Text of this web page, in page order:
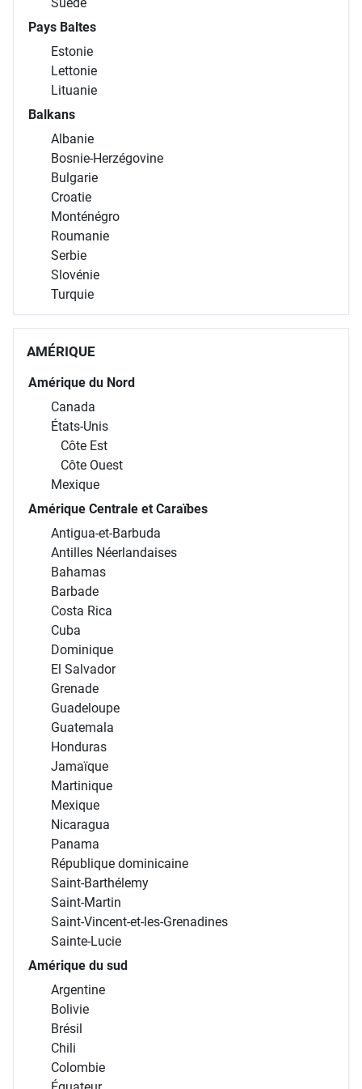
Pays Baltes
Estonie
Lettonie
Lituanie
Balkans
Albanie
Bosnie-Herzégovine
Bulgarie
Croatie
Monténégro
Roumanie
Serbie
Slovénie
Turquie
AMÉRIQUE
Amérique du Nord
Canada
États-Unis
Côte Est
Côte Ouest
Mexique
Amérique Centrale et Caraïbes
Antigua-et-Barbuda
Antilles Néerlandaises
Bahamas
Barbade
Costa Rica
Cuba
Dominique
El Salvador
Grenade
Guadeloupe
Guatemala
Honduras
Jamaïque
Martinique
Mexique
Nicaragua
Panama
République dominicaine
Saint-Barthélemy
Saint-Martin
Saint-Vincent-et-les-Grenadines
Sainte-Lucie
Amérique du sud
Argentine
Bolivie
Brésil
Chili
Colombie